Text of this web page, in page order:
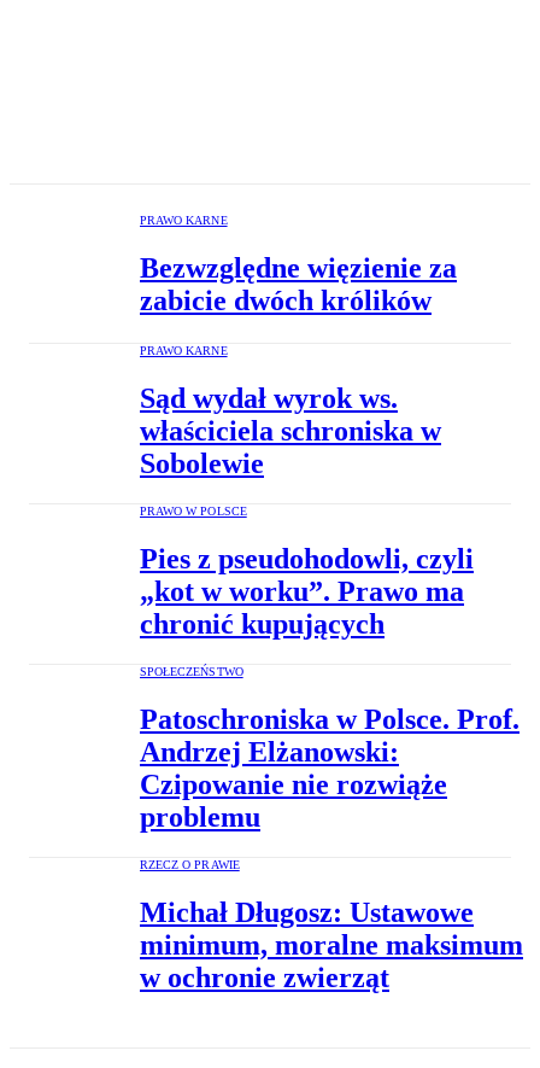
PRAWO KARNE
Bezwzględne więzienie za
zabicie dwóch królików
PRAWO KARNE
Sąd wydał wyrok ws.
właściciela schroniska w
Sobolewie
PRAWO W POLSCE
Pies z pseudohodowli, czyli
„kot w worku”. Prawo ma
chronić kupujących
SPOŁECZEŃSTWO
Patoschroniska w Polsce. Prof.
Andrzej Elżanowski:
Czipowanie nie rozwiąże
problemu
RZECZ O PRAWIE
Michał Długosz: Ustawowe
minimum, moralne maksimum
w ochronie zwierząt